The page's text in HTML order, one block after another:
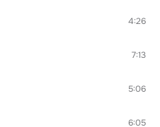
4:26
7:13
5:06
6:05